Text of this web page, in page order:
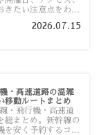
きたい注意点をわか
2026.07.15
・高速道路の混雑
移動ルートまとめ
・飛行機・高速道
総まとめ。新幹線の
を安く予約するコ